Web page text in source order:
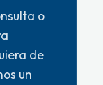
o
de
un